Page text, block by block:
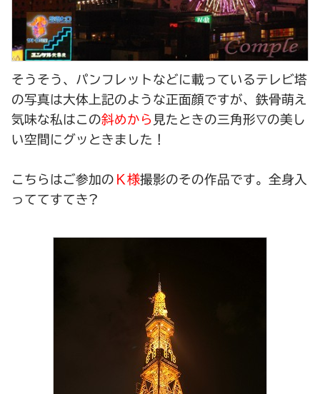
そうそう、パンフレットなどに載っているテレビ塔
の写真は大体上記のような正面顔ですが、鉄骨萌え
気味な私はこの斜めから 見たときの三角形▽の美し
い空間にグッときました！
こちらはご参加の Ｋ様撮影のその作品です。全身入
っててすてき?